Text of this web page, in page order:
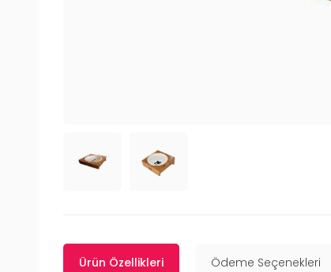
Ürün Özellikleri Ödeme Seçenekleri